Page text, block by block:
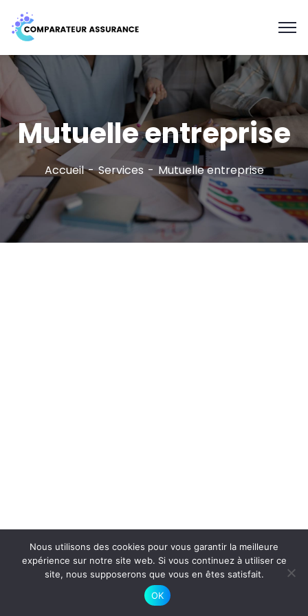
Mutuelle entreprise
Accueil Services Mutuelle entreprise
Nous utilisons des cookies pour vous garantir la meilleure
expérience sur notre site web. Si vous continuez à utiliser ce
site, nous supposerons que vous en êtes satisfait.
OK